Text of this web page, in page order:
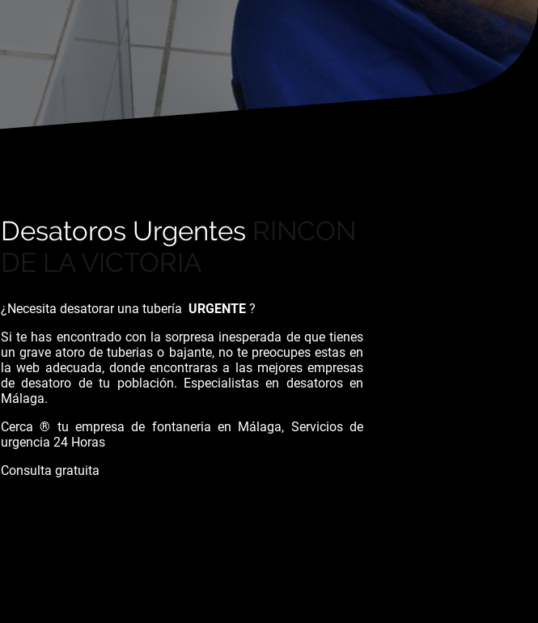
Desatoros Urgentes RINCON
DE LA VICTORIA
¿Necesita desatorar una tubería URGENTE ?
Si te has encontrado con la sorpresa inesperada de que tienes
un grave atoro de tuberias o bajante, no te preocupes estas en
la web adecuada, donde encontraras a las mejores empresas
de desatoro de tu población. Especialistas en desatoros en
Málaga.
Cerca ® tu empresa de fontaneria en Málaga, Servicios de
urgencia 24 Horas
Consulta gratuita